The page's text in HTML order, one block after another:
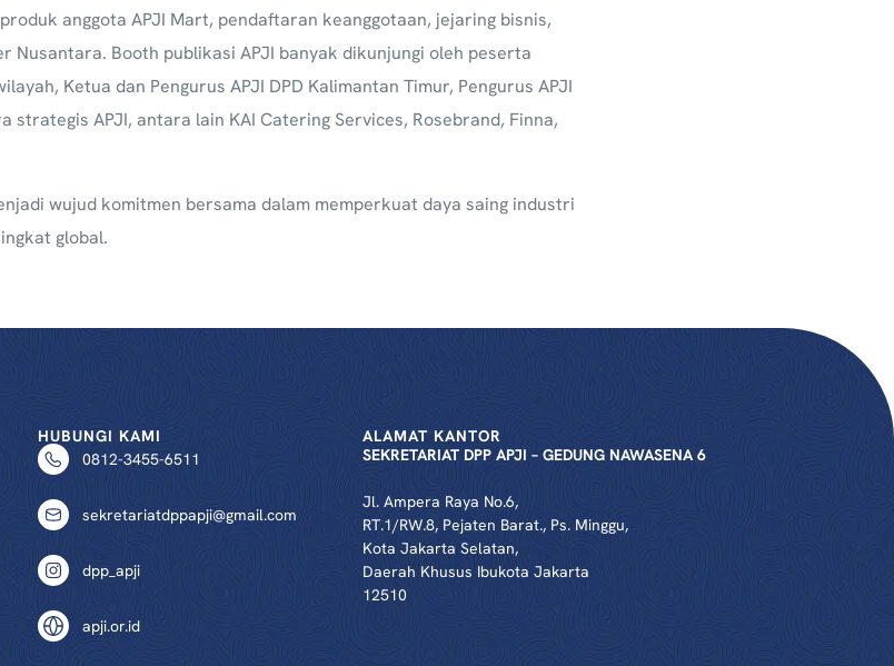
anggota APJI Mart, pendaftaran keanggotaan, jejaring bisnis,
Nusantara. Booth publikasi APJI banyak dikunjungi oleh peserta
Ketua dan Pengurus APJI DPD Kalimantan Timur, Pengurus APJI
strategis APJI, antara lain KAI Catering Services, Rosebrand, Finna,
wujud komitmen bersama dalam memperkuat daya saing industri
global.
HUBUNGI KAMI
0812-3455-6511
sekretariatdppapji@gmail.com
dpp_apji
apji.or.id
ALAMAT KANTOR
SEKRETARIAT DPP APJI – GEDUNG NAWASENA 6
Jl. Ampera Raya No.6,
RT.1/RW.8, Pejaten Barat., Ps. Minggu,
Kota Jakarta Selatan,
Daerah Khusus Ibukota Jakarta
12510